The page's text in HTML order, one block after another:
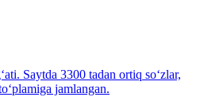
Saytda 3300 tadan ortiq so‘zlar,
jamlangan.